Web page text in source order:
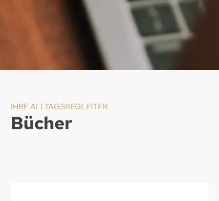
IHRE ALLTAGSBEGLEITER
Bücher